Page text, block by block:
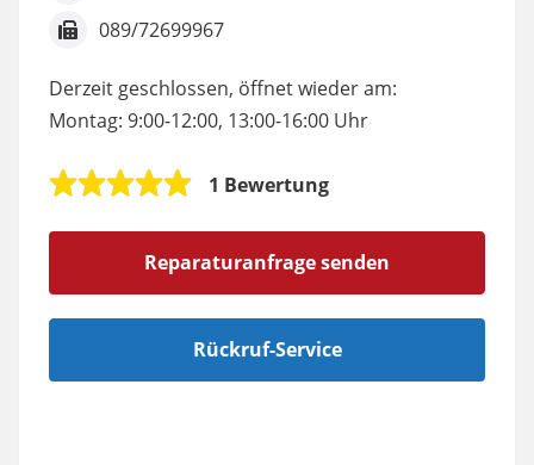
089/72699967
Derzeit geschlossen, öffnet wieder am:
Montag: 9:00-12:00, 13:00-16:00 Uhr
1 Bewertung
Reparaturanfrage senden
Rückruf-Service